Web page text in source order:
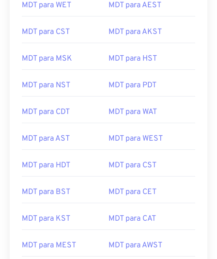
MDT para WET MDT para AEST
MDT para CST MDT para AKST
MDT para MSK MDT para HST
MDT para NST MDT para PDT
MDT para CDT MDT para WAT
MDT para AST MDT para WEST
MDT para HDT MDT para CST
MDT para BST MDT para CET
MDT para KST MDT para CAT
MDT para MEST MDT para AWST